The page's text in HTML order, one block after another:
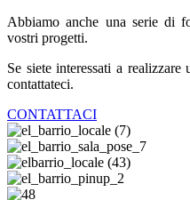
Abbiamo anche una serie di
vostri progetti.
Se siete interessati a
contattateci.
CONTATTACI